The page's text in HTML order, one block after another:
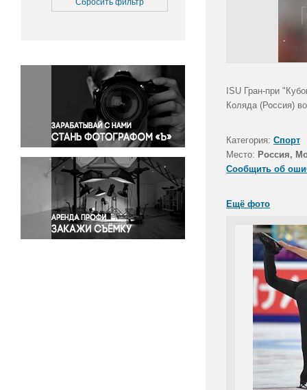
Медицина
Окружающая среда
Политика
Правосудие
Происшествия и конфликты
Религия
Светская жизнь
Спорт
Экология
Экономика и бизнес
Сбросить фильтр
ISU Гран-при
Коляда (Россия)
Категория: Спорт
Место: Россия,
Сообщить об
Ещё фото